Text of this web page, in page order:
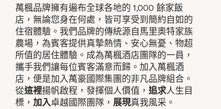
萬楓品牌擁有遍布全球各地的 1,000 餘家飯
店，無論您身在何處，皆可享受到簡約自如的
住宿體驗。我們品牌的傳統源自馬里奧特家族
農場，為賓客提供真摯熱情、安心無憂、物超
所值的居住體驗。成為萬楓酒店團隊的一員，
攜手我們讓每位賓客滿意而歸。加入萬楓酒
店，便是加入萬豪國際集團的非凡品牌組合。
從這裡揚帆啟程，發揮個人價值，追求人生目
標，加入卓越國際團隊， 展現真我風采。